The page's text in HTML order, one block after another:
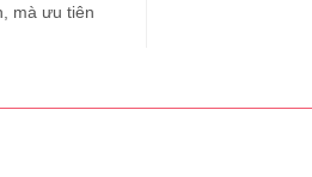
mà ưu tiên